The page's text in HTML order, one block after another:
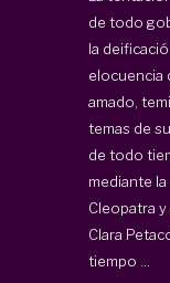
de todo
la
elocuencia
amado,
temas de
de todo
mediante
Cleopatra
Clara
tiempo ...